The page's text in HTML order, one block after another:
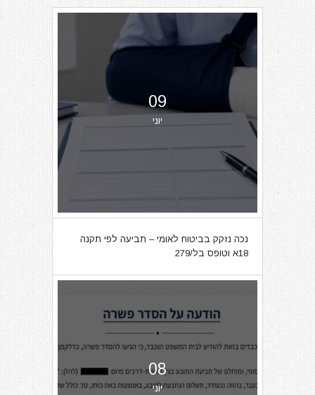
09
יוני
נכה נזקק בביטוח לאומי – תביעה לפי תקנה
18א וטופס בל/279
08
יוני